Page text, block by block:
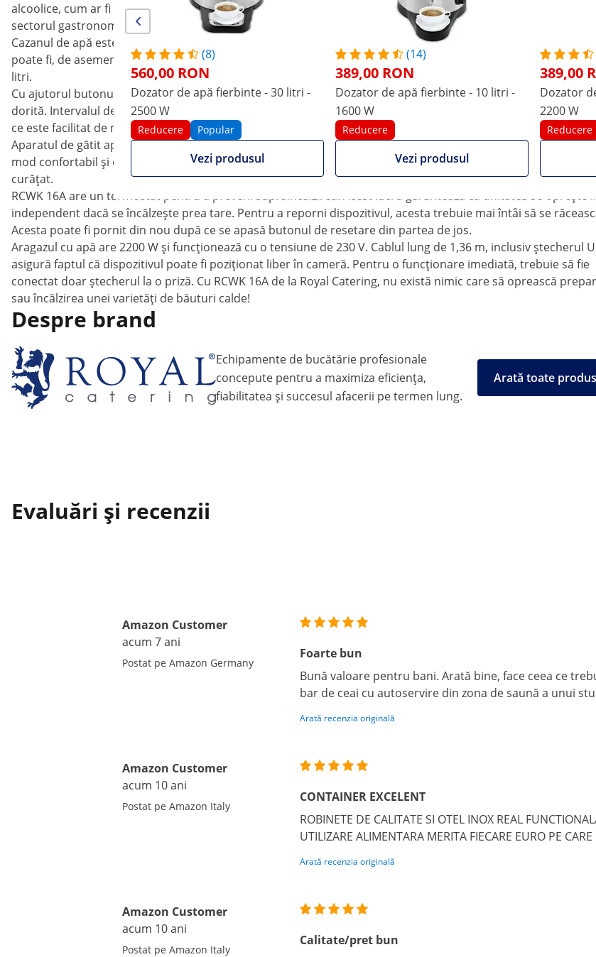
(8)
560,00 RON
Dozator de apă fierbinte - 30 litri -
2500 W
Reducere Popular
Vezi produsul
(14)
389,00 RON
Dozator de apă fierbinte - 10 litri -
1600 W
Reducere
Vezi produsul
389,00
Dozator
2200 W
Reducere
alcoolice, cum ar fi vinul fiert sau berea ușoară. Astfel, dispozitivul este deosebit de potrivit pentru utilizarea în
sectorul gastronomic și hotelier, precum și la târgurile de Crăciun, piețele anuale sau alte festivități de acest
Cazanul de apă este fabricat din oțel inoxidabil de înaltă calitate și are mânere din plastic. Cu capacul RCWK
poate fi, de asemenea, bine închis. Dispozitivul are o capacitate totală de 16 litri, volumul recipientului fiind
litri.
Cu ajutorul butonului din partea inferioară a aparatului, puteți porni și opri aparatul și puteți seta
dorită. Intervalul de temperatură este de la 55 ° C până la 100 ° C. Băuturile pot fi atât fierte, cât și menținute,
ce este facilitat de modul de menținere la cald / fierbere, care este indicat de cele 2 lumini de control.
Aparatul de gătit apă oferă un robinet de scurgere practic, cu ajutorul căruia se pot porționa băuturile
mod confortabil și curat. Picăturile în exces sunt colectate în tava de picurare. Acesta este ușor de îndepărtat
curățat.
RCWK 16A are un termostat pentru a preveni supraîncălzirea. Acest lucru garantează că unitatea se oprește
independent dacă se încălzește prea tare. Pentru a reporni dispozitivul, acesta trebuie mai întâi să se
Acesta poate fi pornit din nou după ce se apasă butonul de resetare din partea de jos.
Aragazul cu apă are 2200 W și funcționează cu o tensiune de 230 V. Cablul lung de 1,36 m, inclusiv ștecherul
asigură faptul că dispozitivul poate fi poziționat liber în cameră. Pentru o funcționare imediată, trebuie să fie
conectat doar ștecherul la o priză. Cu RCWK 16A de la Royal Catering, nu există nimic care să oprească
sau încălzirea unei varietăți de băuturi calde!
Despre brand
Echipamente de bucătărie profesionale
concepute pentru a maximiza eficiența,
fiabilitatea și succesul afacerii pe termen lung.
Arată toate
Evaluări și recenzii
Amazon Customer
acum 7 ani
Postat pe Amazon Germany
Foarte bun
Bună valoare pentru bani. Arată bine, face ceea ce
bar de ceai cu autoservire din zona de saună a unui
Arată recenzia originală
Amazon Customer
acum 10 ani
Postat pe Amazon Italy
CONTAINER EXCELENT
ROBINETE DE CALITATE SI OTEL INOX REAL
UTILIZARE ALIMENTARA MERITA FIECARE EURO PE
Arată recenzia originală
Amazon Customer
acum 10 ani
Postat pe Amazon Italy
Calitate/pret bun